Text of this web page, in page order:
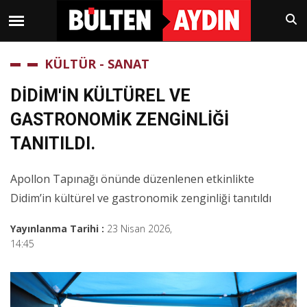
KÜLTÜR - SANAT
DİDİM'İN KÜLTÜREL VE
GASTRONOMİK ZENGİNLİĞİ
TANITILDI.
Apollon Tapınağı önünde düzenlenen etkinlikte
Didim’in kültürel ve gastronomik zenginliği tanıtıldı
Yayınlanma Tarihi : 23 Nisan 2026,
14:45